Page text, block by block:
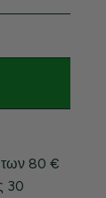
των 80 €
30